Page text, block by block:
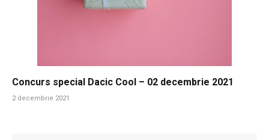
Concurs special Dacic Cool – 02 decembrie 2021
2 decembrie 2021